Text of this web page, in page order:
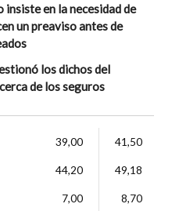
en la necesidad de
un preaviso antes de
los dichos del
de los seguros
39,00 41,50
44,20 49,18
7,00 8,70